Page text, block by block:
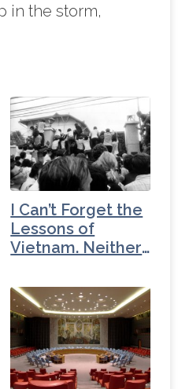
in the storm,
I Can’t Forget the
Lessons of
Vietnam. Neither